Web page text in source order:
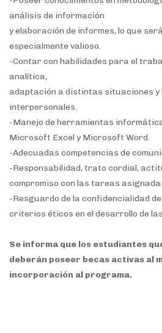
análisis de información
y elaboración de informes, lo que
especialmente valioso.
-Contar con habilidades para el
analítica,
adaptación a distintas situaciones y
interpersonales.
-Manejo de herramientas
Microsoft Excel y Microsoft Word.
-Adecuadas competencias de
-Responsabilidad, trato cordial,
compromiso con las tareas
-Resguardo de la confidencialidad
criterios éticos en el desarrollo de
Se informa que los estudiantes
deberán poseer becas activas al
incorporación al programa.